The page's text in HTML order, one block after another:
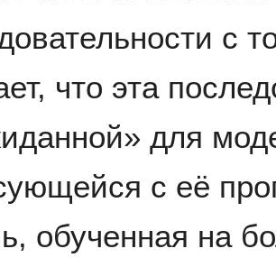
с
что эта
для
с её
обученная на